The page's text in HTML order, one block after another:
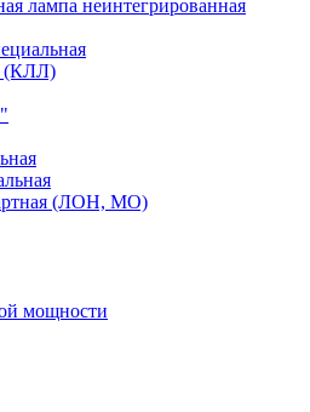
лампа неинтегрированная
(КЛЛ)
(ЛОН, МО)
мощности